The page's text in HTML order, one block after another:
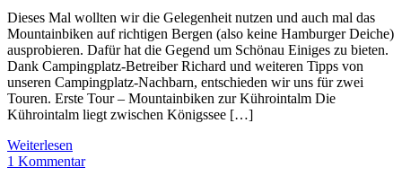
Dieses Mal wollten wir die Gelegenheit nutzen und auch mal das
Mountainbiken auf richtigen Bergen (also keine Hamburger Deiche)
ausprobieren. Dafür hat die Gegend um Schönau Einiges zu bieten.
Dank Campingplatz-Betreiber Richard und weiteren Tipps von
unseren Campingplatz-Nachbarn, entschieden wir uns für zwei
Touren. Erste Tour – Mountainbiken zur Kührointalm Die
Kührointalm liegt zwischen Königssee […]
Weiterlesen
1 Kommentar